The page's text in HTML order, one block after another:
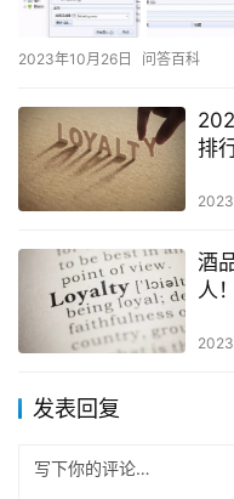
2023年10月26日 问答百科
排
2023
酒
人
发表回复